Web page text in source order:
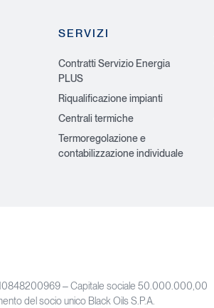
SERVIZI
Contratti Servizio Energia
PLUS
Riqualificazione impianti
Centrali termiche
Termoregolazione e
contabilizzazione individuale
10848200969 – Capitale sociale 50.000.000,00
del socio unico Black Oils S.P.A.